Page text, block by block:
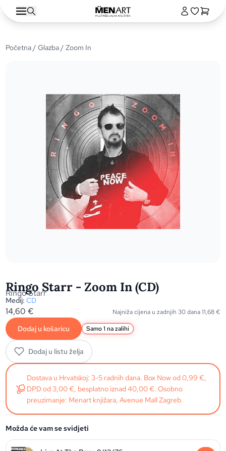
Početna/Glazba/ Zoom In
Ringo Starr - Zoom In (CD)
Ringo Starr
Medij: CD
14,60€ Najniža cijena u zadnjih 30 dana11,68€
Dodaj u košaricu Samo 1 na zalihi
Dodaj u listu želja
Dostava u Hrvatskoj: 3-5 radnih dana. Box Now od 0,99 €,
DPD od 3,00 €, besplatno iznad 40,00 €. Osobno
preuzimanje: Menart knjižara, Avenue Mall Zagreb.
Možda će vam se svidjeti